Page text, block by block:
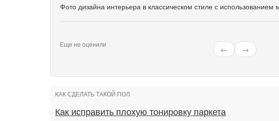
Фото дизайна интерьера в классическом стиле с использованием
Еще не оценили
← →
КАК СДЕЛАТЬ ТАКОЙ ПОЛ
Как исправить плохую тонировку паркета